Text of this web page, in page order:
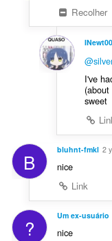
Recolher
I've
sweet
B bluhnt-fmkl 2
nice
Link
? Um ex-usuário
nice